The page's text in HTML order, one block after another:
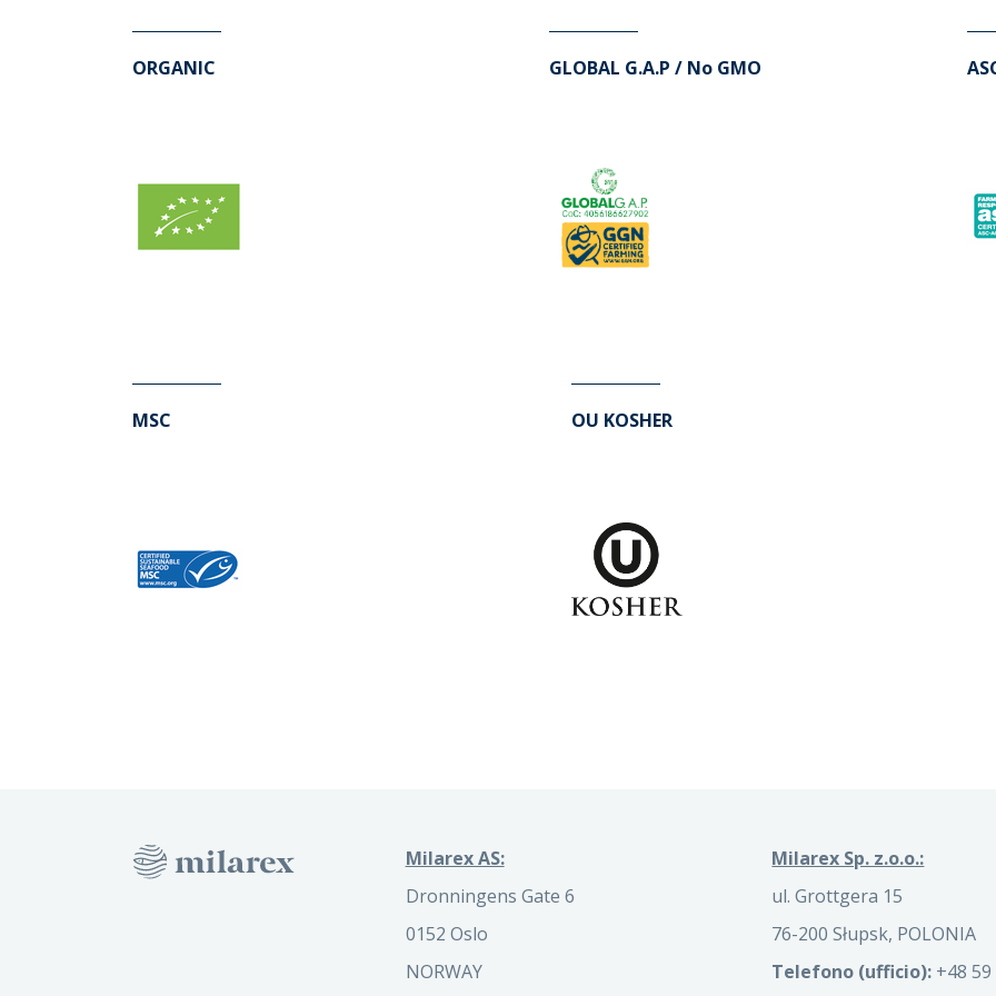
ORGANIC GLOBAL G.A.P / No GMO
MSC OU KOSHER
Milarex AS:
Dronningens Gate 6
0152 Oslo
NORWAY
Milarex Sp. z.o.o.:
ul. Grottgera 15
76-200 Słupsk, POLONIA
Telefono (ufficio): +48